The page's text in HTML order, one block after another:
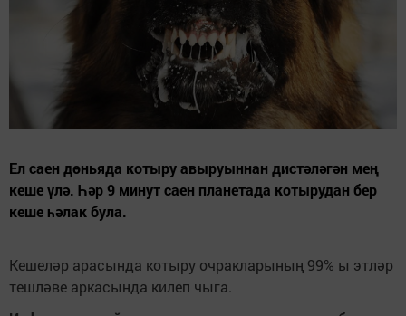
Ел саен дөньяда котыру авыруыннан дистәләгән мең
кеше үлә. Һәр 9 минут саен планетада котырудан бер
кеше һәлак була.
Кешеләр арасында котыру очракларының 99% ы этләр
тешләве аркасында килеп чыга.